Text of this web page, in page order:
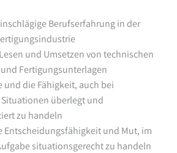
Berufserfahrung in der
und Umsetzen von technischen
Fertigungsunterlagen
und die Fähigkeit, auch bei
überlegt und
zu handeln
Entscheidungsfähigkeit und Mut, im
situationsgerecht zu handeln